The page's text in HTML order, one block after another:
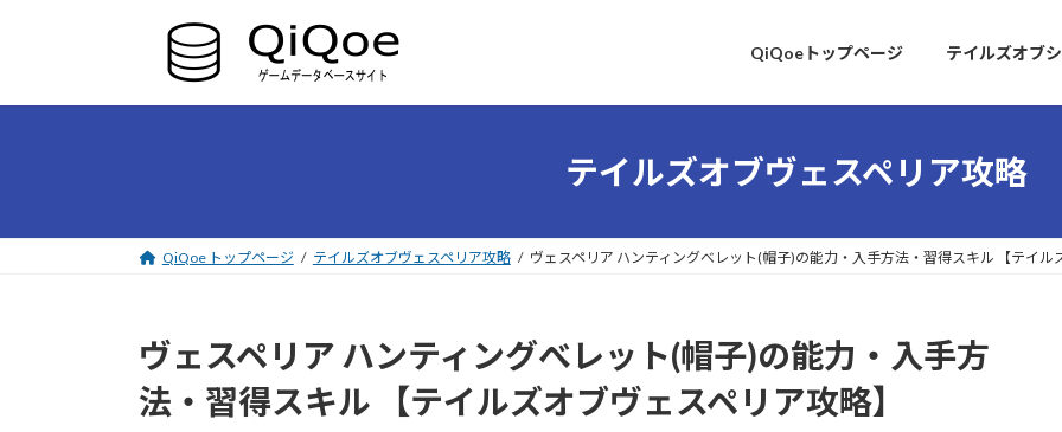
ツ
シ
QiQoeトップページ テイルズオブ
テイルズオブヴェスペリア攻略
QiQoe トップページ テイルズオブヴェスペリア攻略 ヴェスペリア ハンティングべレット(帽子)の能力・入手方法・習得スキル 【テイル
ヴェスペリア ハンティングべレット(帽子)の能力・入手方
法・習得スキル 【テイルズオブヴェスペリア攻略】